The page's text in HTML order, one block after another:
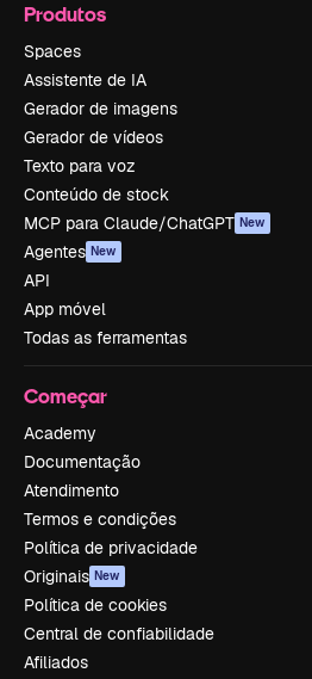
Produtos
Spaces
Assistente de IA
Gerador de imagens
Gerador de vídeos
Texto para voz
Conteúdo de stock
MCP para Claude/ChatGPT New
Agentes New
API
App móvel
Todas as ferramentas
Começar
Academy
Documentação
Atendimento
Termos e condições
Política de privacidade
Originais New
Política de cookies
Central de confiabilidade
Afiliados